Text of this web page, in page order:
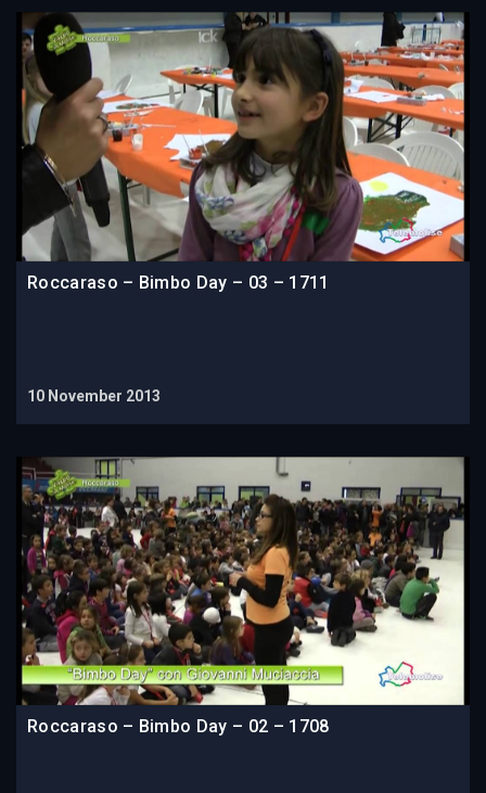
Roccaraso – Bimbo Day – 03 – 1711
10 November 2013
Roccaraso – Bimbo Day – 02 – 1708